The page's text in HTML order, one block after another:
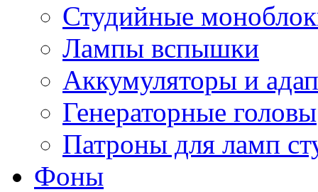
Студийные
Лампы вспышки
Аккумуляторы и
Генераторные головы
Патроны для ламп
Фоны